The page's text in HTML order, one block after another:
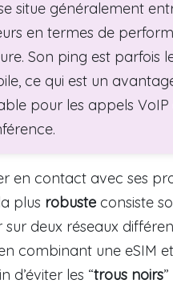
situe généralement
en termes de
Son ping est parfois
ce qui est un
pour les appels VoIP
en contact avec ses
plus robuste consiste
sur deux réseaux
combinant une eSIM
d’éviter les “trous noirs